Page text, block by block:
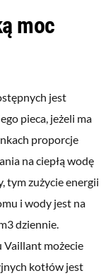
moc
jest
pieca, jeżeli ma
proporcje
na ciepłą wodę
tym zużycie energii
i wody jest na
dziennie.
Vaillant możecie
kotłów jest